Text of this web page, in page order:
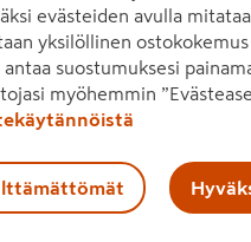
sulanapitokaapelin,
Pisara-
Lue koko tuotekuvaus
Katso liitetiedostot
evästeiden avulla
yksilöllinen ostokokemus
suostumuksesi
myöhemmin